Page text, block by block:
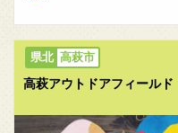
高萩市
高萩アウトドアフィールド